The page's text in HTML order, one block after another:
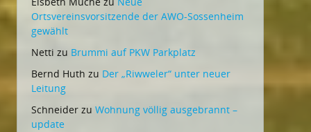
Ortsvereinsvorsitzende der AWO-Sossenheim
gewählt
Netti zu Brummi auf PKW Parkplatz
Bernd Huth zu Der „Riwweler“ unter neuer
Leitung
Schneider zu Wohnung völlig ausgebrannt –
update